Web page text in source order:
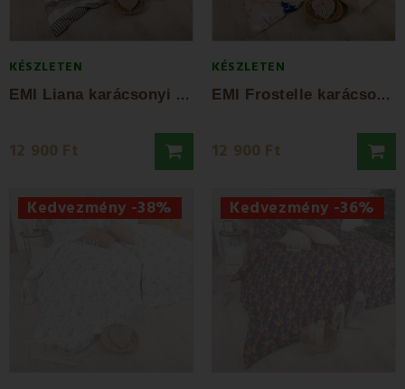
KÉSZLETEN
E
MI Liana karácsonyi pamut ágyneműhuzat
12 900 Ft
KÉSZLETEN
E
MI Frostelle karácsonyi pamut ágyneműhuzat
12 900 Ft
Kedvezmény -38% Kedvezmény -36%